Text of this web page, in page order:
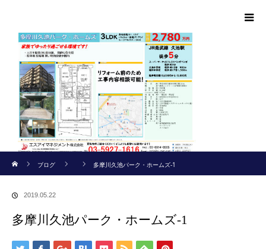
ブログ
多摩川久池パーク・ホームズ-1
2019.05.22
多摩川久池パーク・ホームズ-1